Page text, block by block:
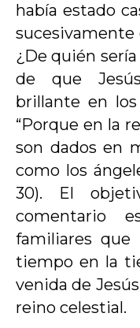
había estado
sucesivamente
¿De quién
de que
brillante en los
“Porque en la
son dados en
como los
30)‭. El
comentario
familiares que
tiempo en la
venida de
reino celestial.